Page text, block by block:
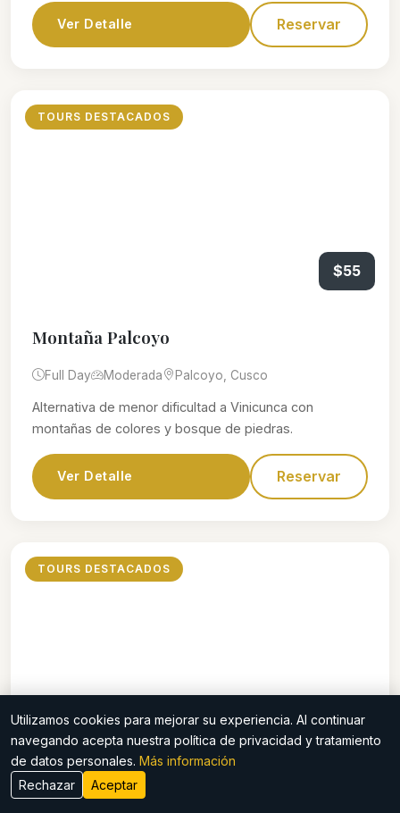
Ver Detalle Reservar
TOURS DESTACADOS
$55
Montaña Palcoyo
Full Day Moderada Palcoyo, Cusco
Alternativa de menor dificultad a Vinicunca con
montañas de colores y bosque de piedras.
Ver Detalle Reservar
TOURS DESTACADOS
$70
Waqrapukara
Utilizamos cookies para mejorar su experiencia. Al continuar
navegando acepta nuestra política de privacidad y tratamiento
de datos personales. Más información
Rechazar
Aceptar